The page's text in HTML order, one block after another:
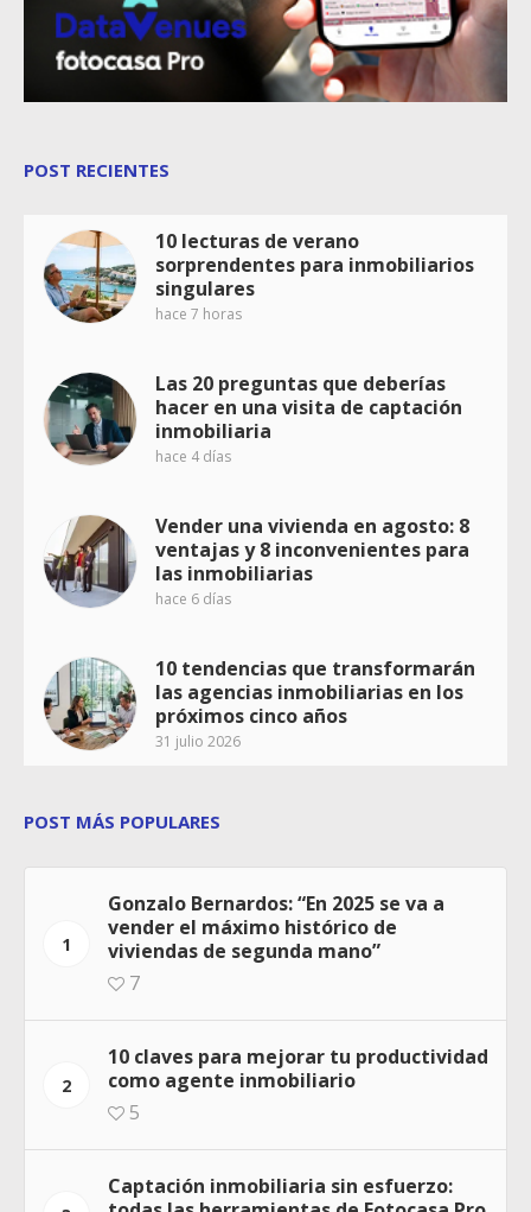
POST RECIENTES
10 lecturas de verano
sorprendentes para inmobiliarios
singulares
hace 7 horas
Las 20 preguntas que deberías
hacer en una visita de captación
inmobiliaria
hace 4 días
Vender una vivienda en agosto: 8
ventajas y 8 inconvenientes para
las inmobiliarias
hace 6 días
10 tendencias que transformarán
las agencias inmobiliarias en los
próximos cinco años
31 julio 2026
POST MÁS POPULARES
1
Gonzalo Bernardos: “En 2025 se va a
vender el máximo histórico de
viviendas de segunda mano”
7
2
10 claves para mejorar tu productividad
como agente inmobiliario
5
Captación inmobiliaria sin esfuerzo: